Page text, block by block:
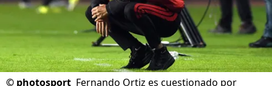
© photosport Fernando Ortiz es cuestionado por